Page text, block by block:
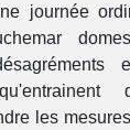
journée
les